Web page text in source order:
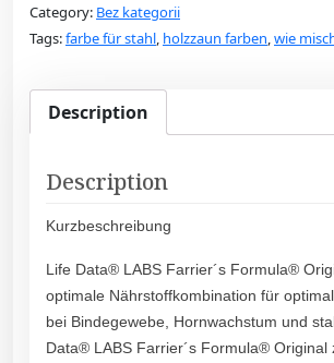
Category: Bez kategorii
Tags:farbe für stahl, holzzaun farben,wie
Description
Description
Kurzbeschreibung
Life Data® LABS Farrier´s Formula®
optimale Nährstoffkombination für
bei Bindegewebe, Hornwachstum und
Data® LABS Farrier´s Formula® Original